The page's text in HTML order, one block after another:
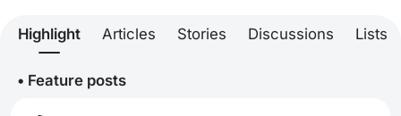
mejor que los demás, la clave es compartir, aprender
Highlight Articles Stories Discussions Lists
• Feature posts